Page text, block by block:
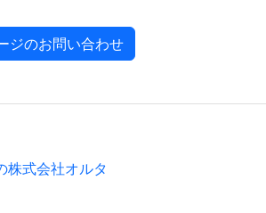
ジのお問い合わせ
株式会社オルタ